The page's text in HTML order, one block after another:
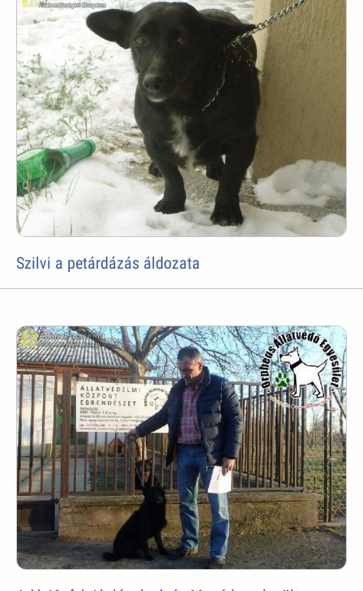
Szilvi a petárdázás áldozata